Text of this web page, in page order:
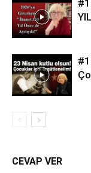
CEVAP VER